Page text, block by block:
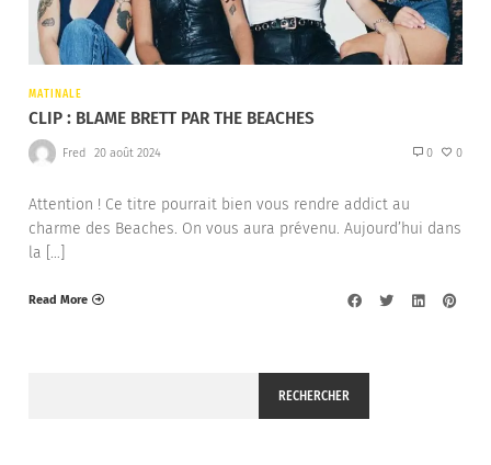
MATINALE
CLIP : BLAME BRETT PAR THE BEACHES
Fred 20 août 2024 0 0
Attention ! Ce titre pourrait bien vous rendre addict au
charme des Beaches. On vous aura prévenu. Aujourd’hui dans
la […]
Read More
RECHERCHER